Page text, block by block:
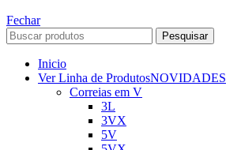
Fechar
Pesquisar
Inicio
Ver Linha de ProdutosNOVIDADES
Correias em V
3L
3VX
5V